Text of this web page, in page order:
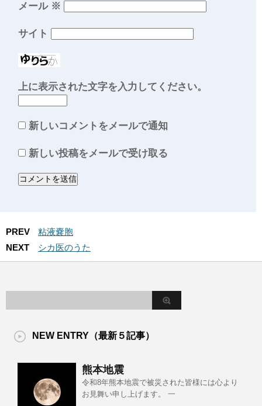
メール ※
サイト
上に表示された文字を入力してください。
新しいコメントをメールで通知
新しい投稿をメールで受け取る
PREV
粘液嚢胞
NEXT
シカ医のうた
NEW ENTRY（最新５記事）
熊本地震
令和8年熊本地震で被災された皆様には心より
お見舞い申し上げます。 一